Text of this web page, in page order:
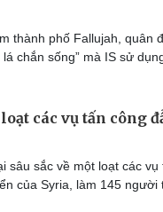
thành phố Fallujah, quân
chắn sống” mà IS sử
các vụ tấn công
sâu sắc về một loạt các vụ
của Syria, làm 145 người